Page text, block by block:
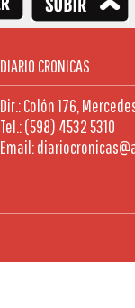
DIARIO CRONICAS
Dir.: Colón 176,
Tel.: (598) 4532 5310
Email: